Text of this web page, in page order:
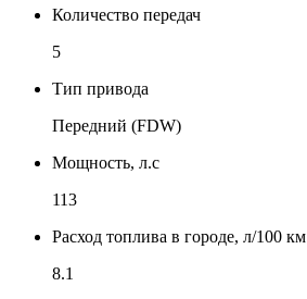
Количество передач
5
Тип привода
Передний (FDW)
Мощность, л.с
113
Расход топлива в городе, л/100 км
8.1